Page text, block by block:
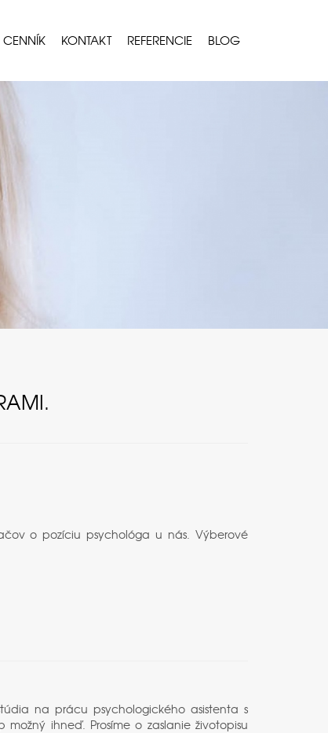
CENNÍK KONTAKT REFERENCIE BLOG
o pozíciu psychológa u nás. Výberové
na prácu psychologického asistenta s
ihneď. Prosíme o zaslanie životopisu